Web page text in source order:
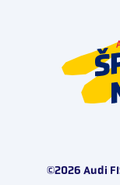
©2026 Audi